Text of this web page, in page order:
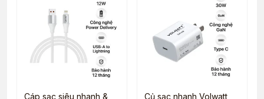
Cáp sạc siêu nhanh & Củ sạc nhanh Volwatt